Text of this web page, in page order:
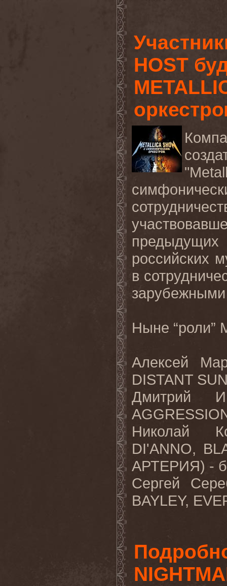
HOST
российских
в
Ныне “роли”
Алексей
DISTANT
Дмитрий
Николай
DI'ANNO,
АРТЕРИЯ) -
Сергей
BAYLEY,